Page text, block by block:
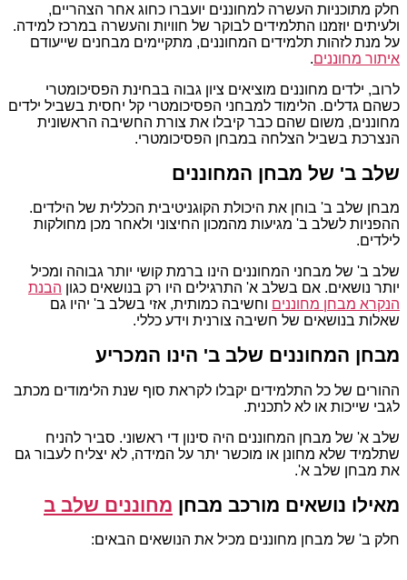
חלק מתוכניות העשרה למחוננים יועברו כחוג אחר הצהריים,
ולעיתים יוזמנו התלמידים לבוקר של חוויות והעשרה במרכז למידה.
על מנת לזהות תלמידים המחוננים, מתקיימים מבחנים שייעודם
איתור מחוננים.
לרוב, ילדים מחוננים מוציאים ציון גבוה בבחינת הפסיכומטרי
כשהם גדלים. הלימוד למבחני הפסיכומטרי קל יחסית בשביל ילדים
מחוננים, משום שהם כבר קיבלו את צורת החשיבה הראשונית
הנצרכת בשביל הצלחה במבחן הפסיכומטרי.
שלב ב' של מבחן המחוננים
מבחן שלב ב' בוחן את היכולת הקוגניטיבית הכללית של הילדים.
ההפניות לשלב ב' מגיעות מהמכון החיצוני ולאחר מכן מחולקות
לילדים.
שלב ב' של מבחני המחוננים הינו ברמת קושי יותר גבוהה ומכיל
יותר נושאים. אם בשלב א' התרגילים היו רק בנושאים כגון הבנת
הנקרא מבחן מחוננים וחשיבה כמותית, אזי בשלב ב' יהיו גם
שאלות בנושאים של חשיבה צורנית וידע כללי.
מבחן המחוננים שלב ב' הינו המכריע
ההורים של כל התלמידים יקבלו לקראת סוף שנת הלימודים מכתב
לגבי שייכות או לא לתכנית.
שלב א' של מבחן המחוננים היה סינון די ראשוני. סביר להניח
שתלמיד שלא מחונן או מוכשר יתר על המידה, לא יצליח לעבור גם
את מבחן שלב א'.
מאילו נושאים מורכב מבחן מחוננים שלב ב
חלק ב' של מבחן מחוננים מכיל את הנושאים הבאים: